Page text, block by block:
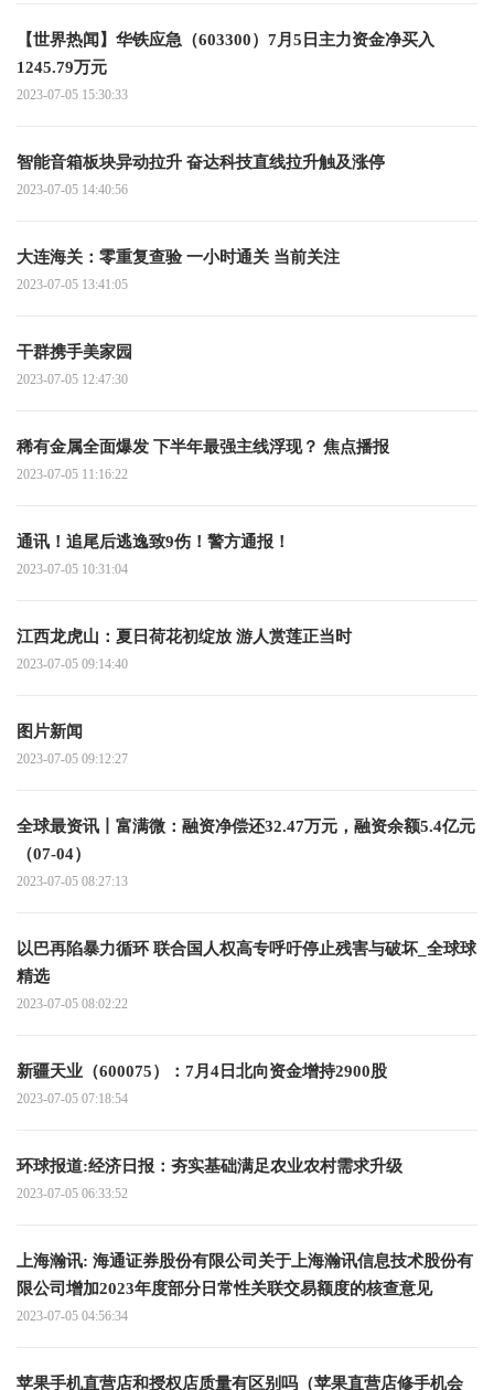
【世界热闻】华铁应急（603300）7月5日主力资金净买入
1245.79万元
2023-07-05 15:30:33
智能音箱板块异动拉升 奋达科技直线拉升触及涨停
2023-07-05 14:40:56
大连海关：零重复查验 一小时通关 当前关注
2023-07-05 13:41:05
干群携手美家园
2023-07-05 12:47:30
稀有金属全面爆发 下半年最强主线浮现？ 焦点播报
2023-07-05 11:16:22
通讯！追尾后逃逸致9伤！警方通报！
2023-07-05 10:31:04
江西龙虎山：夏日荷花初绽放 游人赏莲正当时
2023-07-05 09:14:40
图片新闻
2023-07-05 09:12:27
全球最资讯丨富满微：融资净偿还32.47万元，融资余额5.4亿元
（07-04）
2023-07-05 08:27:13
以巴再陷暴力循环 联合国人权高专呼吁停止残害与破坏_全球球
精选
2023-07-05 08:02:22
新疆天业（600075）：7月4日北向资金增持2900股
2023-07-05 07:18:54
环球报道:经济日报：夯实基础满足农业农村需求升级
2023-07-05 06:33:52
上海瀚讯: 海通证券股份有限公司关于上海瀚讯信息技术股份有
限公司增加2023年度部分日常性关联交易额度的核查意见
2023-07-05 04:56:34
苹果手机直营店和授权店质量有区别吗（苹果直营店修手机会